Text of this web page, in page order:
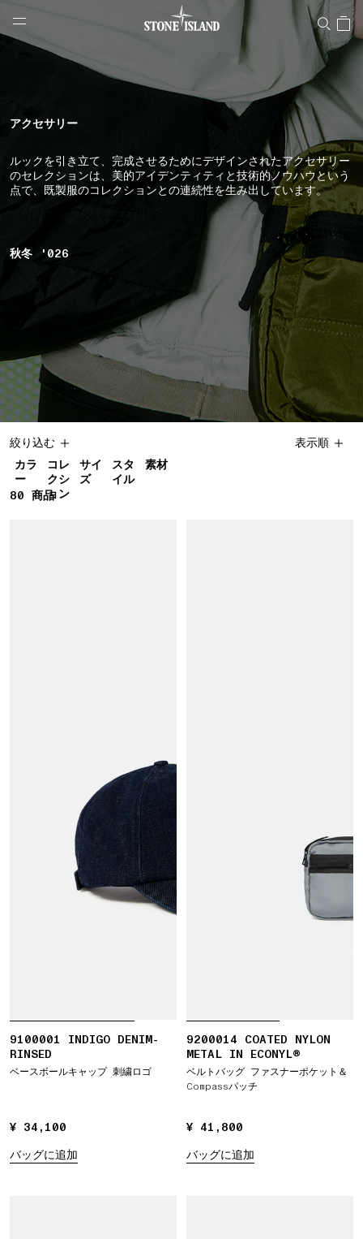
NAVIGATION.ARIA.GOTOMAINCONTENT
LABEL.SHOPPINGCOUNTRY 日本
アクセサリー
ルックを引き立て、完成させるためにデザインされたアクセサリー
のセレクションは、美的アイデンティティと技術的ノウハウという
点で、既製服のコレクションとの連続性を生み出しています。
秋冬 '026
絞り込む
カラ
ー
コレ
クシ
ョン
サイ
ズ
スタ
イル
素材
表示順
80 80 商品
商品
9100001 INDIGO DENIM-
RINSED
ベースボールキャップ 刺繍ロゴ
¥ 34,100
¥ 34,100
バッグに追加
9200014 COATED NYLON
METAL IN ECONYL®
ベルトバッグ ファスナーポケット＆
Compassパッチ
¥ 41,800
¥ 41,800
バッグに追加